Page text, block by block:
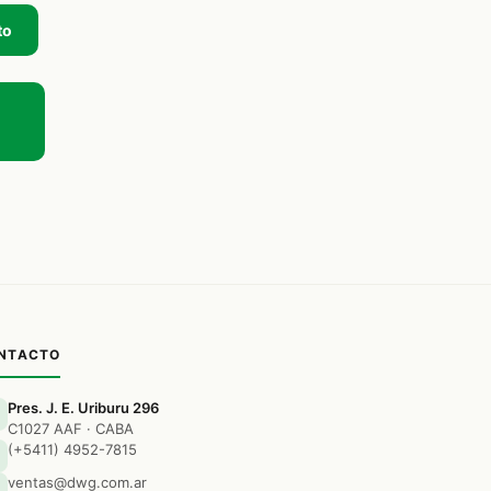
Pres. J. E. Uriburu 296
C1027 AAF · CABA
(+5411) 4952-7815
ventas@dwg.com.ar